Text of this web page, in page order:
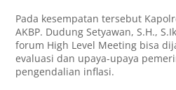
Pada kesempatan tersebut
AKBP. Dudung Setyawan, S.H.,
forum High Level Meeting bisa
evaluasi dan upaya-upaya
pengendalian inflasi.